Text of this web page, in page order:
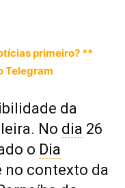
primeiro? **
Telegram
da
No dia 26
o Dia
no contexto da